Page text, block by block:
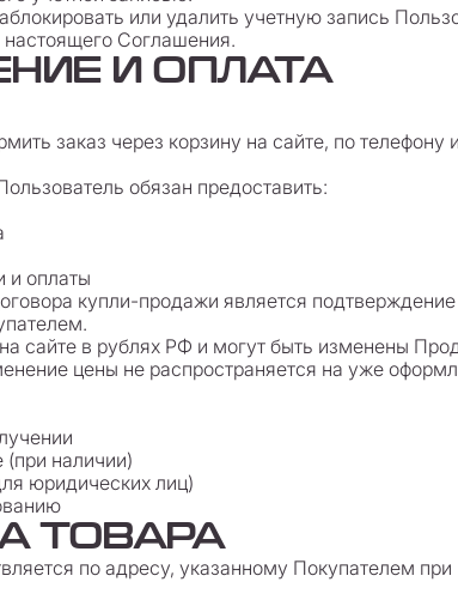
или удалить учетную запись
Соглашения.
И ОПЛАТА
заказ через корзину на сайте, по телефону
обязан предоставить:
и оплаты
купли-продажи является подтверждение
сайте в рублях РФ и могут быть изменены
цены не распространяется на уже
(при наличии)
юридических лиц)
ТОВАРА
по адресу, указанному Покупателем при